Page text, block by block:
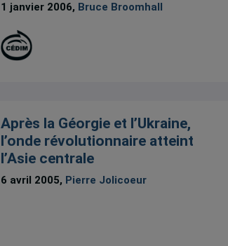
1 janvier 2006, Bruce Broomhall
Après la Géorgie et l’Ukraine,
l’onde révolutionnaire atteint
l’Asie centrale
6 avril 2005, Pierre Jolicoeur